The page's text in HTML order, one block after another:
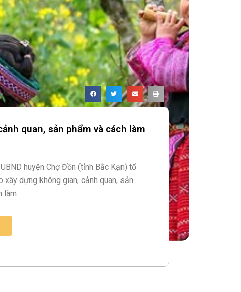
quan, sản phẩm và cách làm
huyện Chợ Đồn (tỉnh Bắc Kạn) tổ
xây dựng không gian, cảnh quan, sản
làm